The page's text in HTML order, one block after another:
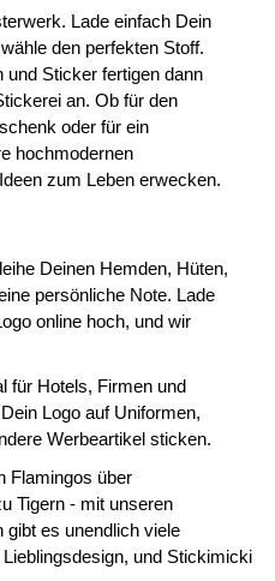
Lade einfach Dein
den perfekten Stoff.
und Sticker fertigen dann
an. Ob für den
oder für ein
hochmodernen
zum Leben erwecken.
Deinen Hemden, Hüten,
persönliche Note. Lade
online hoch, und wir
für Hotels, Firmen und
Logo auf Uniformen,
Werbeartikel sticken.
Flamingos über
Tigern - mit unseren
gibt es unendlich viele
und Stickimicki